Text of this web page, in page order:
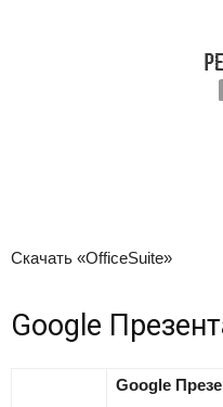
Скачать «OfficeSuite»
Google
Google